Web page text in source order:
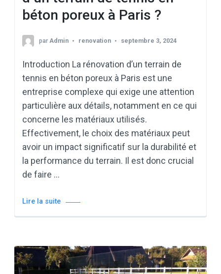
béton poreux à Paris ?
par Admin renovation septembre 3, 2024
Introduction La rénovation d’un terrain de
tennis en béton poreux à Paris est une
entreprise complexe qui exige une attention
particulière aux détails, notamment en ce qui
concerne les matériaux utilisés.
Effectivement, le choix des matériaux peut
avoir un impact significatif sur la durabilité et
la performance du terrain. Il est donc crucial
de faire …
Lire la suite